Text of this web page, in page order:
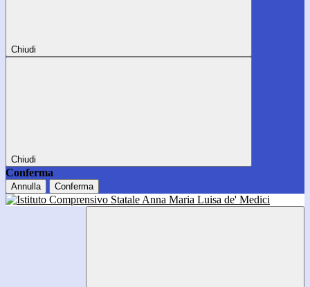
Chiudi
Chiudi
Conferma
Annulla Conferma